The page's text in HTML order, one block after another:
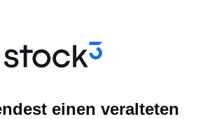
einen veralteten